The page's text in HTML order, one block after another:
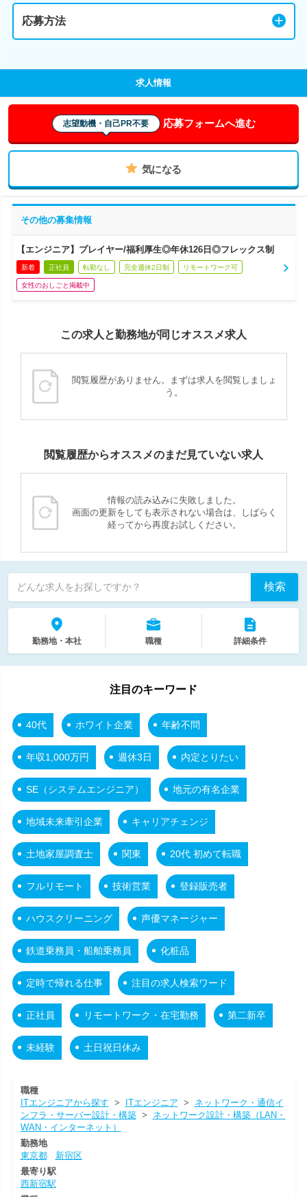
応募方法
求人情報
志望動機・自己PR不要 応募フォームへ進む
気になる
その他の募集情報
【エンジニア】プレイヤー/福利厚生◎年休126日◎フレックス制
新着 正社員 転勤なし 完全週休2日制 リモートワーク可
女性のおしごと掲載中
この求人と勤務地が同じオススメ求人
閲覧履歴がありません。まずは求人を閲覧しましょ
う。
閲覧履歴からオススメのまだ見ていない求人
情報の読み込みに失敗しました。
画面の更新をしても表示されない場合は、しばらく
経ってから再度お試しください。
どんな求人をお探しですか？ 検索
勤務地・本社 職種 詳細条件
注目のキーワード
40代 ホワイト企業 年齢不問
年収1,000万円 週休3日 内定とりたい
SE（システムエンジニア） 地元の有名企業
地域未来牽引企業 キャリアチェンジ
土地家屋調査士 関東 20代 初めて転職
フルリモート 技術営業 登録販売者
ハウスクリーニング 声優マネージャー
鉄道乗務員・船舶乗務員 化粧品
定時で帰れる仕事 注目の求人検索ワード
正社員 リモートワーク・在宅勤務 第二新卒
未経験 土日祝日休み
職種
ITエンジニアから探す > ITエンジニア > ネットワーク・通信イ
ンフラ・サーバー設計・構築> ネットワーク設計・構築（LAN・
WAN・インターネット）
勤務地
東京都
新宿区
最寄り駅
西新宿駅